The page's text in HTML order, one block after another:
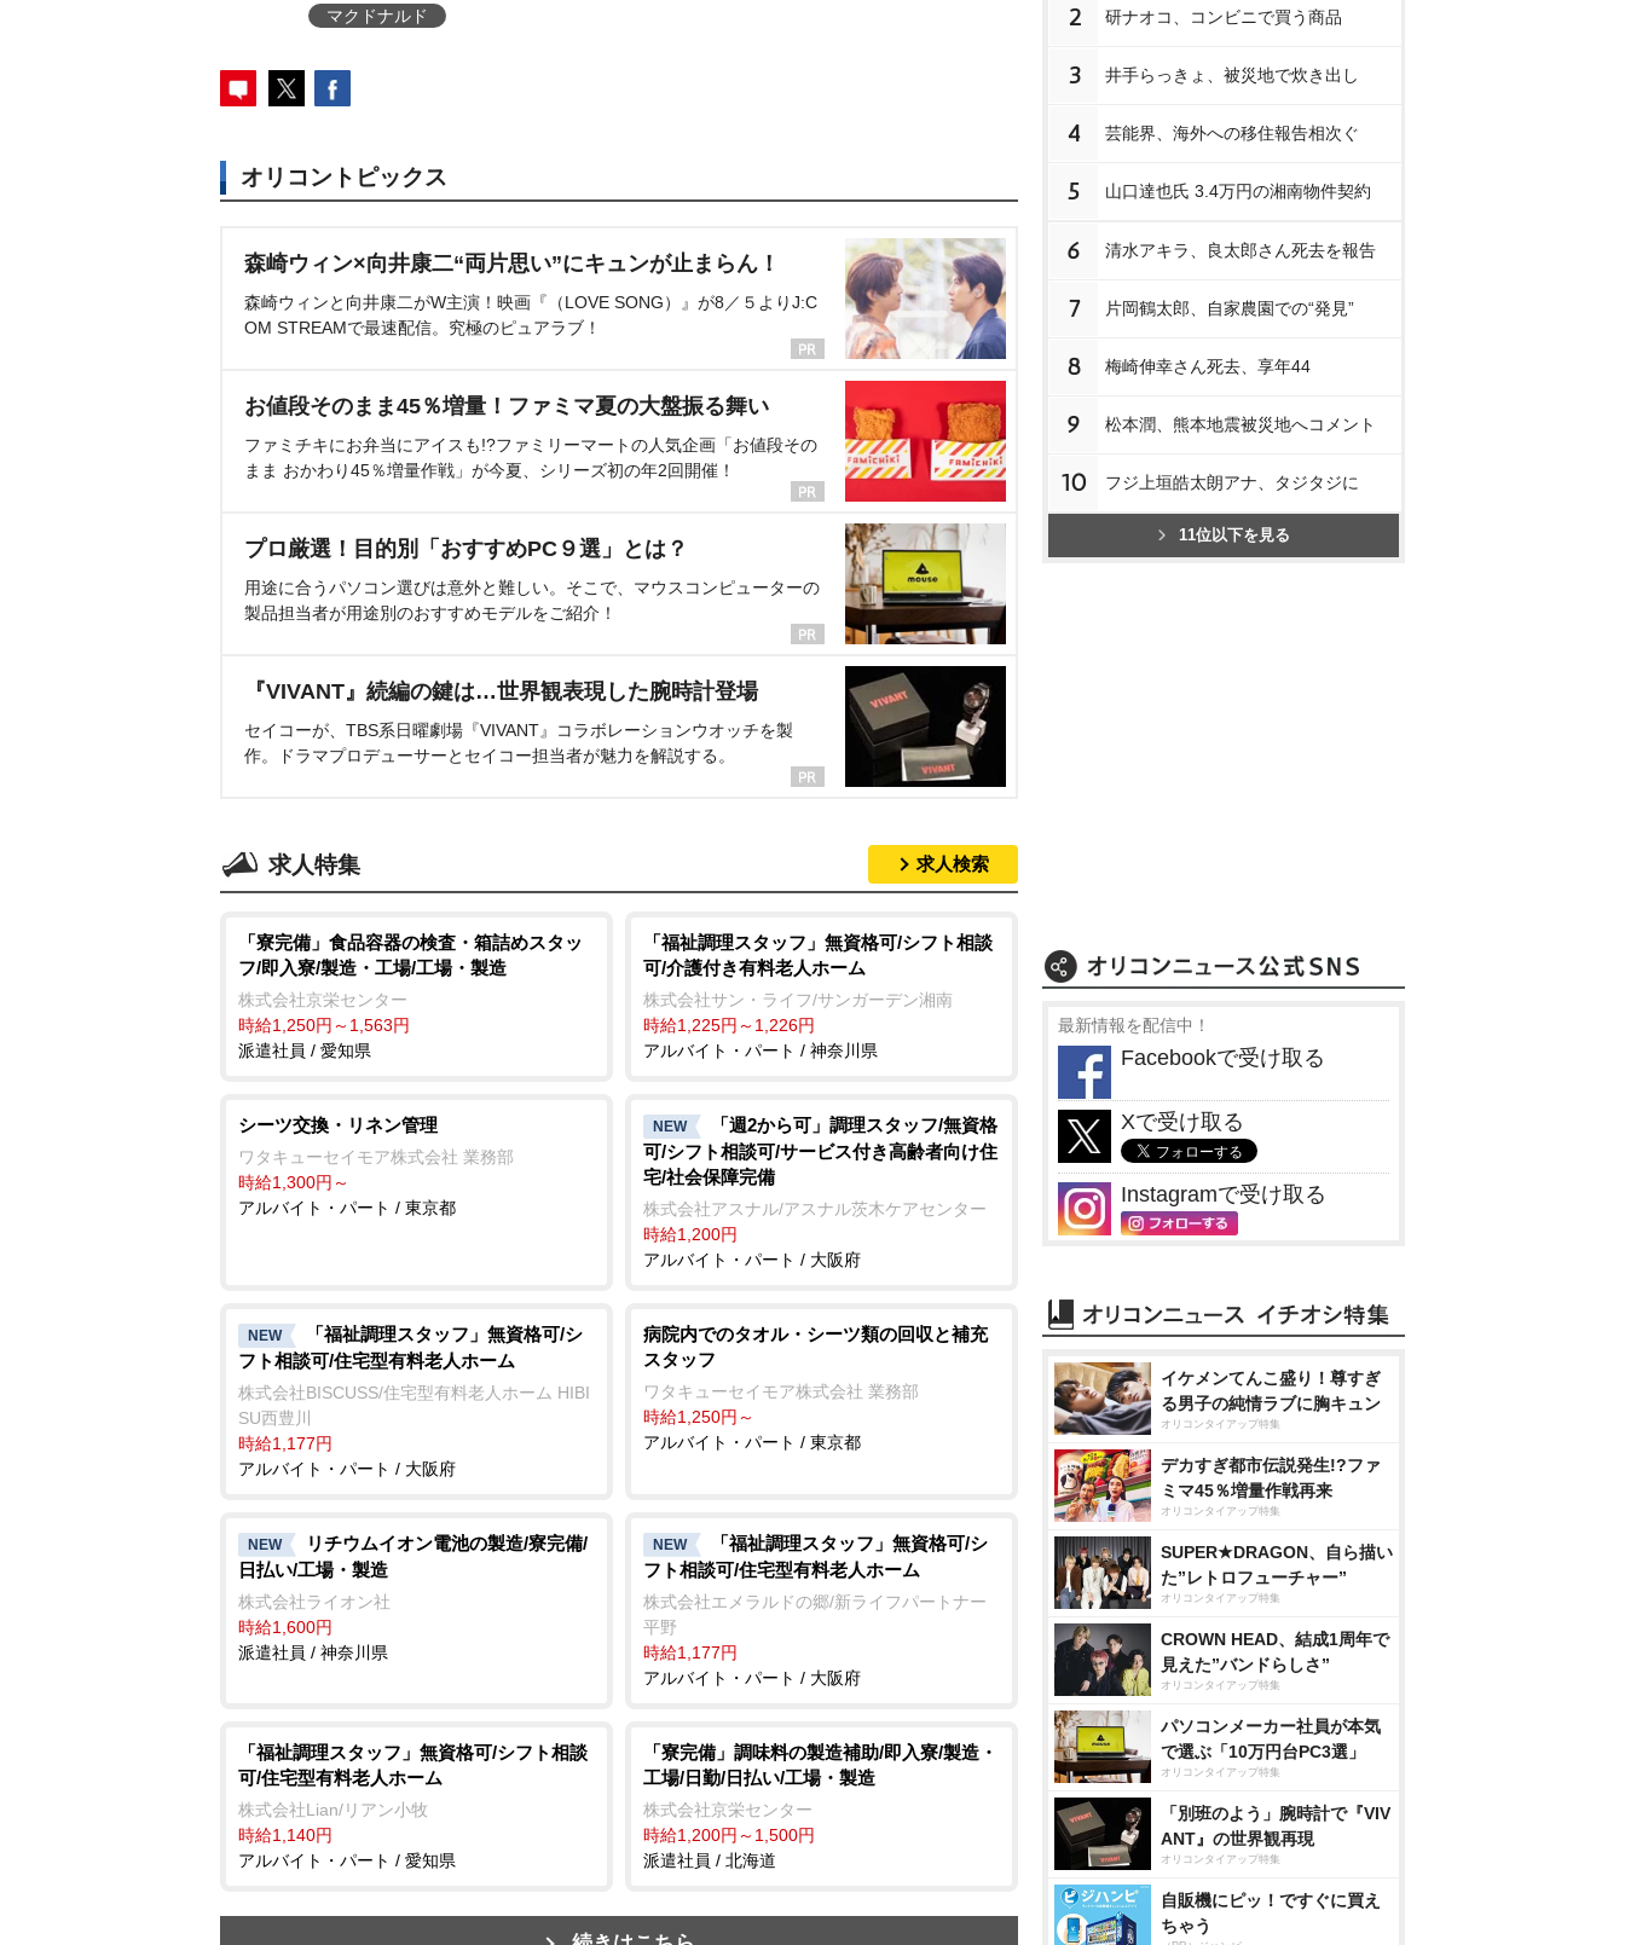
り岡田に押され気味のたくろうだった。
マクドナルド
オリコントピックス
森崎ウィン×向井康二“両片思い”にキュンが止まらん！
森崎ウィンと向井康二がW主演！映画『（LOVE SONG）』が8／５よりJ:C
OM STREAMで最速配信。究極のピュアラブ！
お値段そのまま45％増量！ファミマ夏の大盤振る舞い
ファミチキにお弁当にアイスも!?ファミリーマートの人気企画「お値段その
まま おかわり45％増量作戦」が今夏、シリーズ初の年2回開催！
プロ厳選！目的別「おすすめPC９選」とは？
用途に合うパソコン選びは意外と難しい。そこで、マウスコンピューターの
製品担当者が用途別のおすすめモデルをご紹介！
『VIVANT』続編の鍵は…世界観表現した腕時計登場
セイコーが、TBS系日曜劇場『VIVANT』コラボレーションウオッチを製
作。ドラマプロデューサーとセイコー担当者が魅力を解説する。
求人特集 求人検索
「寮完備」食品容器の検査・箱詰めスタッ
フ/即入寮/製造・工場/工場・製造
株式会社京栄センター
時給1,250円～1,563円
派遣社員 / 愛知県
「福祉調理スタッフ」無資格可/シフト相談
可/介護付き有料老人ホーム
株式会社サン・ライフ/サンガーデン湘南
時給1,225円～1,226円
アルバイト・パート / 神奈川県
シーツ交換・リネン管理
ワタキューセイモア株式会社 業務部
時給1,300円～
アルバイト・パート / 東京都
NEW
「週2から可」調理スタッフ/無資格
可/シフト相談可/サービス付き高齢者向け住
宅/社会保障完備
株式会社アスナル/アスナル茨木ケアセンター
時給1,200円
アルバイト・パート / 大阪府
NEW
「福祉調理スタッフ」無資格可/シ
フト相談可/住宅型有料老人ホーム
株式会社BISCUSS/住宅型有料老人ホーム HIBI
SU西豊川
時給1,177円
アルバイト・パート / 大阪府
病院内でのタオル・シーツ類の回収と補充
スタッフ
ワタキューセイモア株式会社 業務部
時給1,250円～
アルバイト・パート / 東京都
NEW
リチウムイオン電池の製造/寮完備/
日払い/工場・製造
株式会社ライオン社
時給1,600円
派遣社員 / 神奈川県
NEW
「福祉調理スタッフ」無資格可/シ
フト相談可/住宅型有料老人ホーム
株式会社エメラルドの郷/新ライフパートナー
平野
時給1,177円
アルバイト・パート / 大阪府
「福祉調理スタッフ」無資格可/シフト相談
可/住宅型有料老人ホーム
株式会社Lian/リアン小牧
時給1,140円
アルバイト・パート / 愛知県
「寮完備」調味料の製造補助/即入寮/製造・
工場/日勤/日払い/工場・製造
株式会社京栄センター
時給1,200円～1,500円
派遣社員 / 北海道
2 研ナオコ、コンビニで買う商品
3 井手らっきょ、被災地で炊き出し
4 芸能界、海外への移住報告相次ぐ
5 山口達也氏 3.4万円の湘南物件契約
6 清水アキラ、良太郎さん死去を報告
7 片岡鶴太郎、自家農園での“発見”
8 梅崎伸幸さん死去、享年44
9 松本潤、熊本地震被災地へコメント
10 フジ上垣皓太朗アナ、タジタジに
11位以下を見る
最新情報を配信中！
Facebookで受け取る
Xで受け取る
Instagramで受け取る
イケメンてんこ盛り！尊すぎ
る男子の純情ラブに胸キュン
オリコンタイアップ特集
デカすぎ都市伝説発生!?ファ
ミマ45％増量作戦再来
オリコンタイアップ特集
SUPER★DRAGON、自ら描い
た”レトロフューチャー”
オリコンタイアップ特集
CROWN HEAD、結成1周年で
見えた”バンドらしさ”
オリコンタイアップ特集
パソコンメーカー社員が本気
で選ぶ「10万円台PC3選」
オリコンタイアップ特集
「別班のよう」腕時計で『VIV
ANT』の世界観再現
オリコンタイアップ特集
自販機にピッ！ですぐに買え
ちゃう